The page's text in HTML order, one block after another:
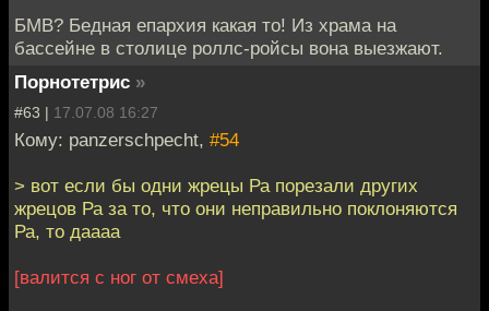
БМВ? Бедная епархия какая то! Из храма на
бассейне в столице роллс-ройсы вона выезжают.
Порнотетрис »
#63 | 17.07.08 16:27
Кому: panzerschpecht, #54
> вот если бы одни жрецы Ра порезали других
жрецов Ра за то, что они неправильно поклоняются
Ра, то даааа
[валится с ног от смеха]